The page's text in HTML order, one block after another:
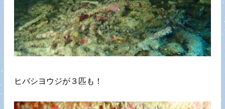
ヒバシヨウジが３匹も！